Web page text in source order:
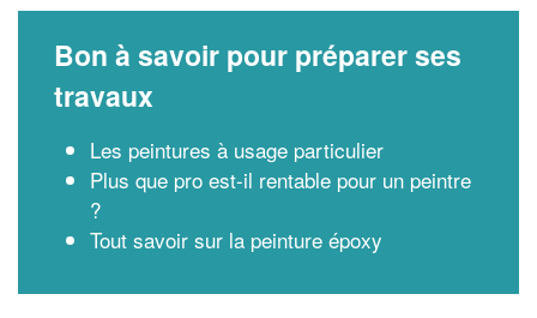
Bon à savoir pour préparer ses
travaux
Les peintures à usage particulier
Plus que pro est-il rentable pour un peintre
?
Tout savoir sur la peinture époxy